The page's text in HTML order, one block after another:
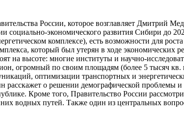
России, которое возглавляет Дмитрий
социально-экономического развития Сибири до
комплексе), есть возможности для
который был утерян в ходе
на высоте: многие институты и научно-
огромный по своим площадям (более 5 тысяч кв.
оптимизации транспортных и
расскажет о решении демографической проблемы
Кроме того, Правительство России
водных путей. Также один из центральных